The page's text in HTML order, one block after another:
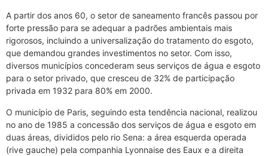
A partir dos anos 60, o setor de saneamento francês passou por
forte pressão para se adequar a padrões ambientais mais
rigorosos, incluindo a universalização do tratamento do esgoto,
que demandou grandes investimentos no setor. Com isso,
diversos municípios concederam seus serviços de água e esgoto
para o setor privado, que cresceu de 32% de participação
privada em 1932 para 80% em 2000.
O município de Paris, seguindo esta tendência nacional, realizou
no ano de 1985 a concessão dos serviços de água e esgoto em
duas áreas, divididos pelo rio Sena: a área esquerda operada
(rive gauche) pela companhia Lyonnaise des Eaux e a direita